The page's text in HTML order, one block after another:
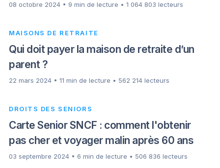
08 octobre 2024 • 9 min de lecture • 1 064 803 lecteurs
MAISONS DE RETRAITE
Qui doit payer la maison de retraite d’un
parent ?
22 mars 2024 • 11 min de lecture • 562 214 lecteurs
DROITS DES SENIORS
Carte Senior SNCF : comment l'obtenir
pas cher et voyager malin après 60 ans
03 septembre 2024 • 6 min de lecture • 506 836 lecteurs